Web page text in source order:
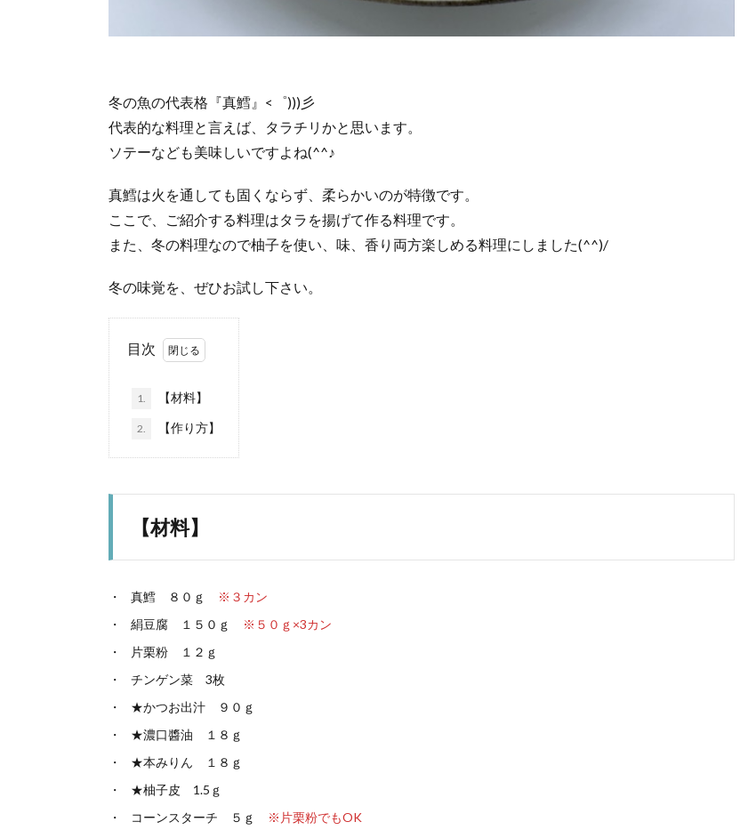
冬の魚の代表格『真鱈』<゜)))彡
代表的な料理と言えば、タラチリかと思います。
ソテーなども美味しいですよね(^^♪
真鱈は火を通しても固くならず、柔らかいのが特徴です。
ここで、ご紹介する料理はタラを揚げて作る料理です。
また、冬の料理なので柚子を使い、味、香り両方楽しめる料理にしました(^^)/
冬の味覚を、ぜひお試し下さい。
目次
1. 【材料】
2. 【作り方】
【材料】
真鱈 ８０ｇ
※３カン
絹豆腐 １５０ｇ
※５０ｇ×3カン
片栗粉 １２ｇ
チンゲン菜 3枚
★かつお出汁 ９０ｇ
★濃口醬油 １８ｇ
★本みりん １８ｇ
★柚子皮 1.5ｇ
コーンスターチ ５ｇ
※片栗粉でもOK